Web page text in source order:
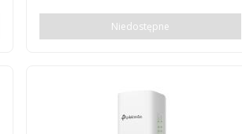
Niedostępne